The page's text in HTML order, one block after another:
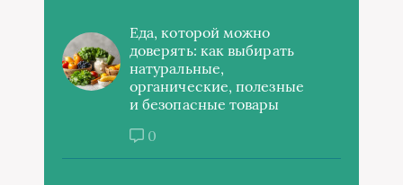
Еда, которой можно
доверять: как выбирать
натуральные,
органические, полезные
и безопасные товары
0